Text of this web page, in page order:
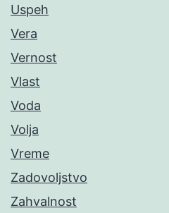
Uspeh
Vera
Vernost
Vlast
Voda
Volja
Vreme
Zadovoljstvo
Zahvalnost